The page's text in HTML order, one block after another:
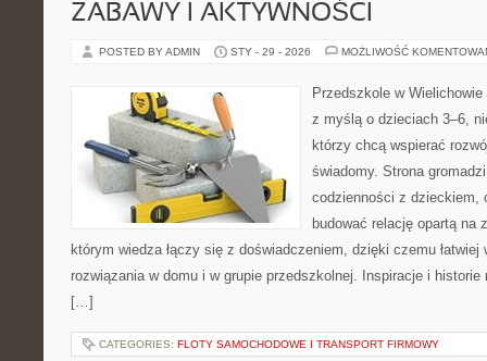
ZABAWY I AKTYWNOŚCI
POSTED BY ADMIN STY - 29 - 2026 MOŻLIWOŚĆ
Przedszkole w
z myślą o dzieciach 3–6,
którzy chcą wspierać
świadomy. Strona
codzienności z dzieckiem,
budować relację opartą na
którym wiedza łączy się z doświadczeniem, dzięki czemu łatwiej
rozwiązania w domu i w grupie przedszkolnej. Inspiracje i historie
[…]
CATEGORIES: FLOTY SAMOCHODOWE I TRANSPORT FIRMOWY